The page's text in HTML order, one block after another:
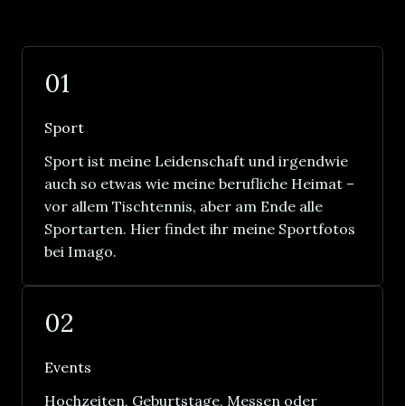
01
Sport
Sport ist meine Leidenschaft und irgendwie
auch so etwas wie meine berufliche Heimat –
vor allem Tischtennis, aber am Ende alle
Sportarten. Hier findet ihr meine Sportfotos
bei Imago.
02
Events
Hochzeiten, Geburtstage, Messen oder